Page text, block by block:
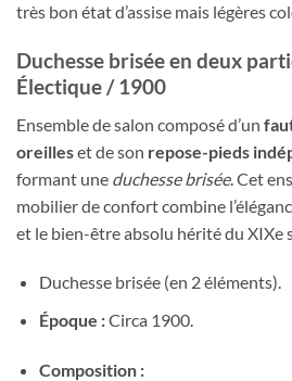
très bon état d’assise mais légères
Duchesse brisée en deux
Électique / 1900
Ensemble de salon composé d’un
oreilleset de son repose-pieds
formant une duchesse brisée. Cet
mobilier de confort combine
et le bien-être absolu hérité du XIXe
Duchesse brisée (en 2 éléments).
Époque :Circa 1900.
Composition :